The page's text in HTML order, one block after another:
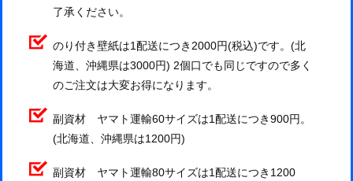
了承ください。
のり付き壁紙は1配送につき2000円(税込)です。(北
海道、沖縄県は3000円) 2個口でも同じですので多く
のご注文は大変お得になります。
副資材 ヤマト運輸60サイズは1配送につき900円。
(北海道、沖縄県は1200円)
副資材 ヤマト運輸80サイズは1配送につき1200